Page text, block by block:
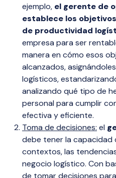
ejemplo, el gerente de
establece los
de productividad
empresa para ser
manera en cómo esos
alcanzados,
logísticos,
analizando qué tipo de
personal para cumplir
efectiva y eficiente.
Toma de decisiones: el
debe tener la capacidad
contextos, las
negocio logístico. Con
de tomar decisiones